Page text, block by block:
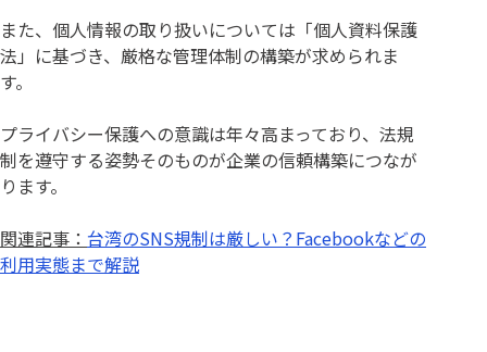
また、個人情報の取り扱いについては「個人資料保護
法」に基づき、厳格な管理体制の構築が求められま
す。
プライバシー保護への意識は年々高まっており、法規
制を遵守する姿勢そのものが企業の信頼構築につなが
ります。
関連記事： 台湾のSNS規制は厳しい？Facebookなどの
利用実態まで解説